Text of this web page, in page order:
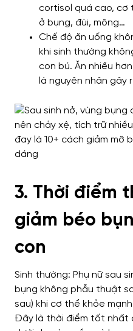
cortisol quá cao, cơ
ở bụng, đùi, mông…
Chế độ ăn uống
khi sinh thường
con bú. Ăn nhiều
là nguyên nhân gây
3. Thời điểm
giảm béo
con
Sinh thường: Phụ nữ sau
bụng không phẫu thuật
sau) khi cơ thể khỏe
Đây là thời điểm tốt nhất